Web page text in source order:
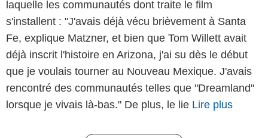
laquelle les communautés dont traite le film
s'installent : "J'avais déjà vécu brièvement à Santa
Fe, explique Matzner, et bien que Tom Willett avait
déjà inscrit l'histoire en Arizona, j'ai su dès le début
que je voulais tourner au Nouveau Mexique. J'avais
rencontré des communautés telles que "Dreamland"
lorsque je vivais là-bas." De plus, le lie Lire plus